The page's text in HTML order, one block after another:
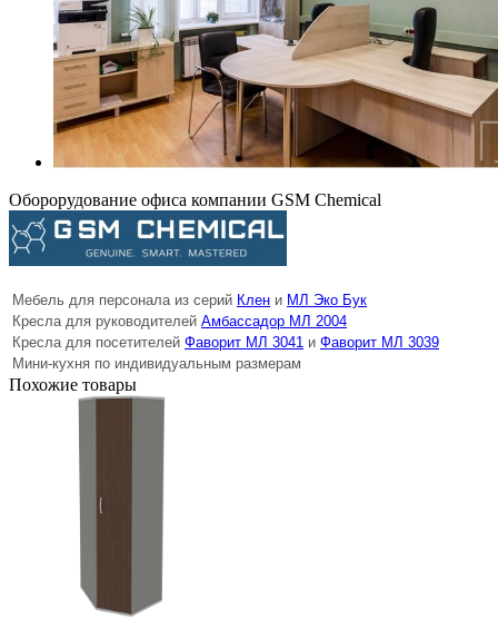
Оборорудование офиса компании GSM Chemical
Мебель для персонала из серий Клен и МЛ Эко Бук
Кресла для руководителей Амбассадор МЛ 2004
Кресла для посетителей Фаворит МЛ 3041 и Фаворит МЛ 3039
Мини-кухня по индивидуальным размерам
Похожие товары